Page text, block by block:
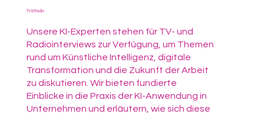
TV & Radio
Unsere KI-Experten stehen für TV- und
Radiointerviews zur Verfügung, um Themen
rund um Künstliche Intelligenz, digitale
Transformation und die Zukunft der Arbeit
zu diskutieren. Wir bieten fundierte
Einblicke in die Praxis der KI-Anwendung in
Unternehmen und erläutern, wie sich diese